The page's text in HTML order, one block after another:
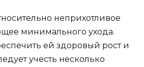
неприхотливое
минимального ухода.
ей здоровый рост и
учесть несколько